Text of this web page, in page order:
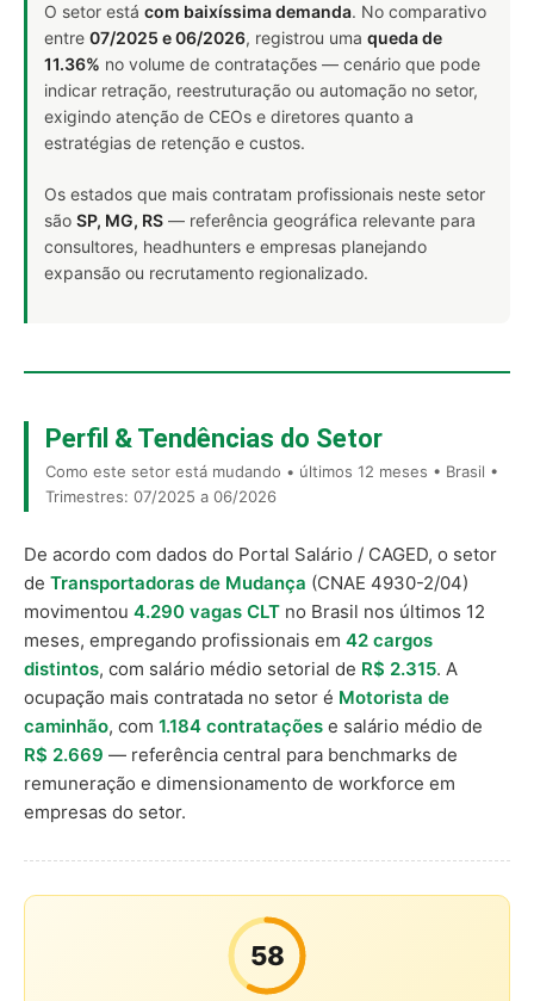
O setor está com baixíssima demanda. No comparativo
entre 07/2025 e 06/2026, registrou uma queda de
11.36% no volume de contratações — cenário que pode
indicar retração, reestruturação ou automação no setor,
exigindo atenção de CEOs e diretores quanto a
estratégias de retenção e custos.
Os estados que mais contratam profissionais neste setor
são SP, MG, RS — referência geográfica relevante para
consultores, headhunters e empresas planejando
expansão ou recrutamento regionalizado.
Perfil & Tendências do Setor
Como este setor está mudando • últimos 12 meses • Brasil •
Trimestres: 07/2025 a 06/2026
De acordo com dados do Portal Salário / CAGED, o setor
de Transportadoras de Mudança (CNAE 4930-2/04)
movimentou 4.290 vagas CLT no Brasil nos últimos 12
meses, empregando profissionais em 42 cargos
distintos, com salário médio setorial de R$ 2.315. A
ocupação mais contratada no setor é Motorista de
caminhão, com 1.184 contratações e salário médio de
R$ 2.669 — referência central para benchmarks de
remuneração e dimensionamento de workforce em
empresas do setor.
58